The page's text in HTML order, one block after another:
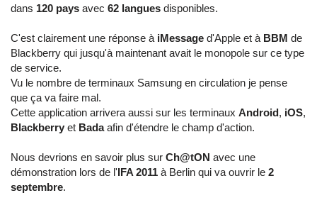
dans 120 pays avec 62 langues disponibles.
C'est clairement une réponse à iMessage d'Apple et à BBM de
Blackberry qui jusqu'à maintenant avait le monopole sur ce type
de service.
Vu le nombre de terminaux Samsung en circulation je pense
que ça va faire mal.
Cette application arrivera aussi sur les terminaux Android, iOS,
Blackberry et Badaafin d'étendre le champ d'action.
Nous devrions en savoir plus sur Ch@tON avec une
démonstration lors de l'IFA 2011 à Berlin qui va ouvrir le 2
septembre.